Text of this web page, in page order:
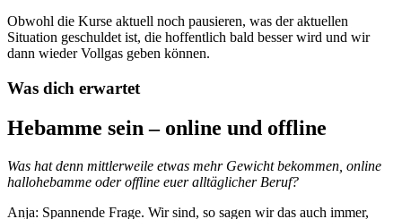
Obwohl die Kurse aktuell noch pausieren, was der aktuellen
Situation geschuldet ist, die hoffentlich bald besser wird und wir
dann wieder Vollgas geben können.
Was dich erwartet
Hebamme sein – online und offline
Was hat denn mittlerweile etwas mehr Gewicht bekommen, online
hallohebamme oder offline euer alltäglicher Beruf?
Anja: Spannende Frage. Wir sind, so sagen wir das auch immer,